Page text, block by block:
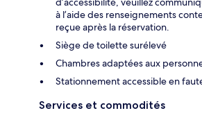
à l’aide des renseignements
reçue après la réservation.
Siège de toilette surélevé
Chambres adaptées aux
Stationnement accessible en
Services et commodités